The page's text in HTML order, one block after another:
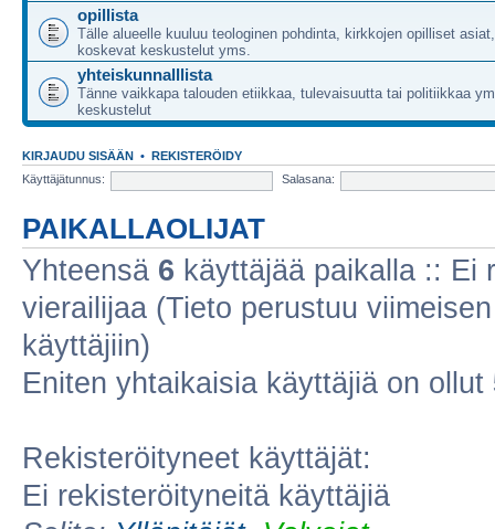
opillista
Tälle alueelle kuuluu teologinen pohdinta, kirkkojen opilliset
koskevat keskustelut yms.
yhteiskunnalllista
Tänne vaikkapa talouden etiikkaa, tulevaisuutta tai politiikkaa
keskustelut
KIRJAUDU SISÄÄN • REKISTERÖIDY
Käyttäjätunnus:
Salasana:
PAIKALLAOLIJAT
Yhteensä 6 käyttäjää paikalla :: Ei
vierailijaa (Tieto perustuu
käyttäjiin)
Eniten yhtaikaisia käyttäjiä on ollut
Rekisteröityneet käyttäjät:
Ei rekisteröityneitä käyttäjiä